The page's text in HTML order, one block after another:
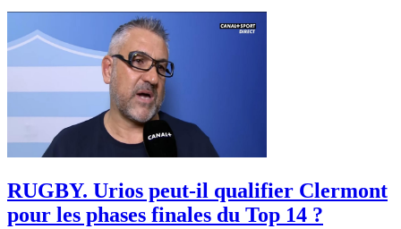
RUGBY. Urios peut-il qualifier Clermont
pour les phases finales du Top 14 ?